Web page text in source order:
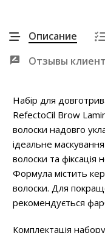
Описание
Отзывы
Набір для
RefectoCil Brow
волоски надовго
ідеальне
волоски та фіксація
Формула містить
волоски. Для
рекомендується
Комплектація